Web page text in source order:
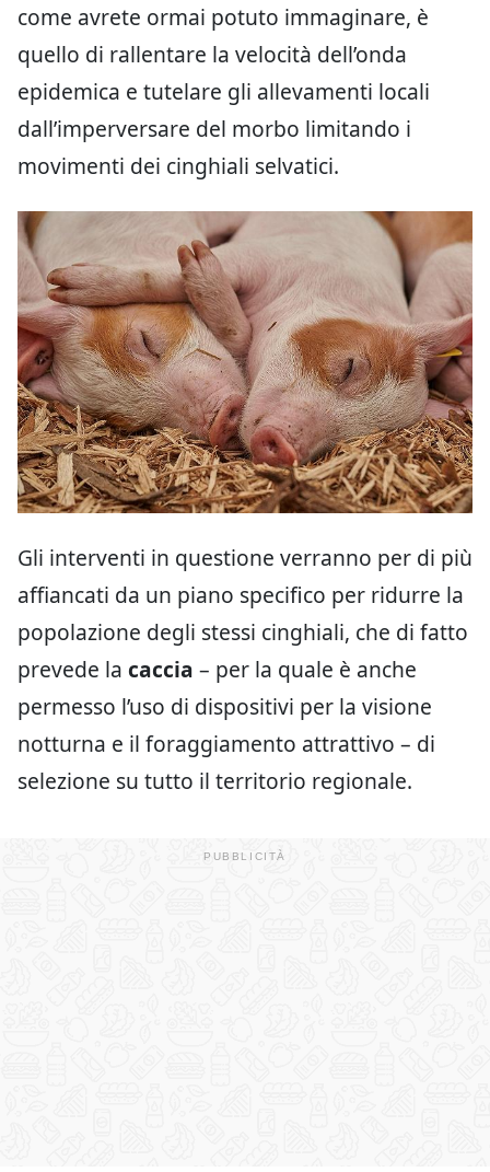
come avrete ormai potuto immaginare, è
quello di rallentare la velocità dell’onda
epidemica e tutelare gli allevamenti locali
dall’imperversare del morbo limitando i
movimenti dei cinghiali selvatici.
Gli interventi in questione verranno per di più
affiancati da un piano specifico per ridurre la
popolazione degli stessi cinghiali, che di fatto
prevede la caccia – per la quale è anche
permesso l’uso di dispositivi per la visione
notturna e il foraggiamento attrattivo – di
selezione su tutto il territorio regionale.